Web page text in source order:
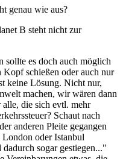
genau wie aus?
B steht nicht zur
sollte es doch auch möglich
Kopf schießen oder auch nur
keine Lösung. Nicht nur,
machen, wir wären dann
die sich evtl. mehr
Schaut nach
anderen Pleite gegangen
London oder Istanbul
sogar gestiegen..."